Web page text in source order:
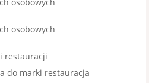
osobowych
restauracji
do marki restauracja